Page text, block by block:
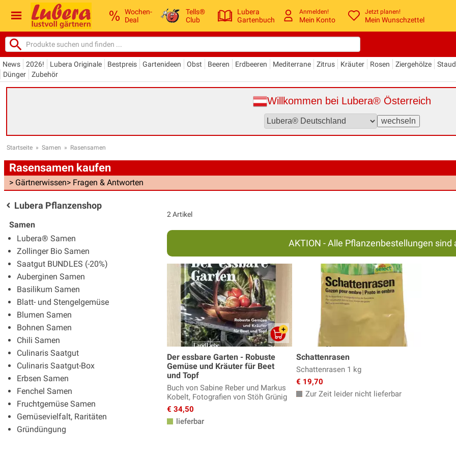
Wochen-
Deal
Tells®
Club
Lubera
Gartenbuch
Anmelden!
Mein Konto
Jetzt planen!
Mein Wunschzettel
News 2026! Lubera Originale Bestpreis Gartenideen Obst Beeren Erdbeeren Mediterrane Zitrus Kräuter Rosen Ziergehölze
Dünger
Zubehör
Willkommen bei Lubera® Österreich
Startseite » Samen » Rasensamen
Rasensamen kaufen
> Gärtnerwissen> Fragen & Antworten
Lubera Pflanzenshop
Samen
Lubera® Samen
Zollinger Bio Samen
Saatgut BUNDLES (-20%)
Auberginen Samen
Basilikum Samen
Blatt- und Stengelgemüse
Blumen Samen
Bohnen Samen
Chili Samen
Culinaris Saatgut
Culinaris Saatgut-Box
Erbsen Samen
Fenchel Samen
Fruchtgemüse Samen
Gemüsevielfalt, Raritäten
Gründüngung
2 Artikel
AKTION - Alle Pflanzenbestellungen
Der essbare Garten - Robuste
Gemüse und Kräuter für Beet
und Topf
Buch von Sabine Reber und Markus
Kobelt, Fotografien von Stöh Grünig
€ 34,50
lieferbar
Schattenrasen
Schattenrasen 1 kg
€ 19,70
Zur Zeit leider nicht lieferbar